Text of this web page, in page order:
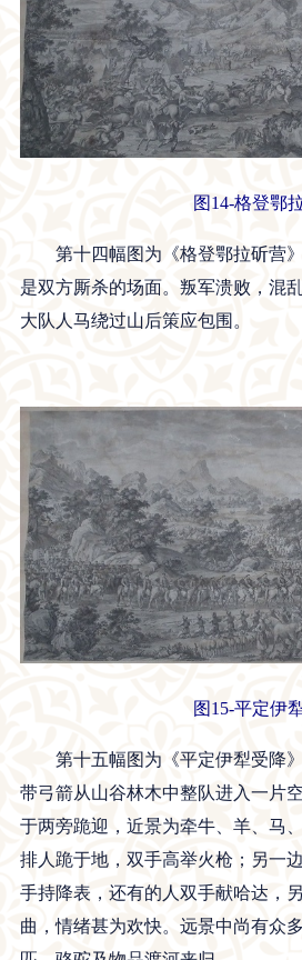
图14-格登鄂
第十四幅图为《格登鄂拉斫营
是双方厮杀的场面。叛军溃败，混
大队人马绕过山后策应包围。
图15-平定伊
第十五幅图为《平定伊犁受降
带弓箭从山谷林木中整队进入一片
于两旁跪迎，近景为牵牛、羊、马
排人跪于地，双手高举火枪；另一
手持降表，还有的人双手献哈达，
曲，情绪甚为欢快。远景中尚有众